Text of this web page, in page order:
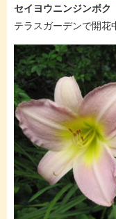
セイヨウニンジンボク
テラスガーデンで開花